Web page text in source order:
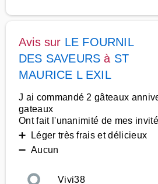
Avis sur LE FOURNIL
DES SAVEURS à ST
MAURICE L EXIL
J ai commandé 2 gâteaux
gateaux
Ont fait l'unanimité de mes
➕ Léger très frais et délicieux
➖ Aucun
Vivi38